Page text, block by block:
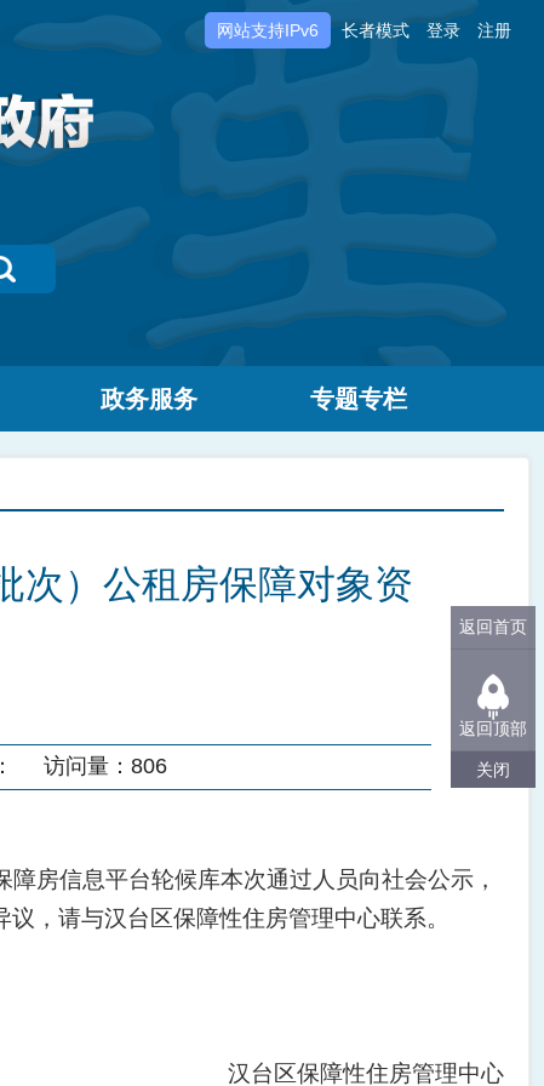
网站支持IPv6 长者模式 登录 注册
政务服务 专题专栏
次）公租房保障对象资
访问量： 806
障房信息平台轮候库本次通过人员向社会公示，
，请与汉台区保障性住房管理中心联系。
汉台区保障性住房管理中心
返回首页
返回顶部
关闭